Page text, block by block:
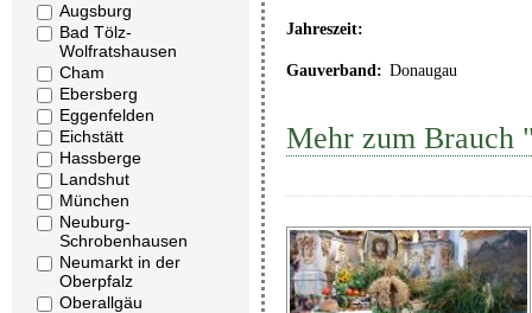
Augsburg
Bad Tölz-
Wolfratshausen
Cham
Ebersberg
Eggenfelden
Eichstätt
Hassberge
Landshut
München
Neuburg-
Schrobenhausen
Neumarkt in der
Oberpfalz
Oberallgäu
Jahreszeit:
Gauverband: Donaugau
Mehr zum Brauch